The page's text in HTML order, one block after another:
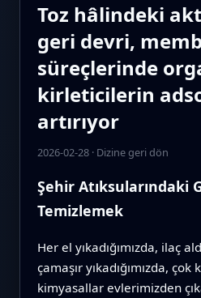
Toz hâlindeki
geri devri,
süreçlerinde
kirleticilerin
artırıyor
2026-02-28· Dizine geri dön
Şehir Atıksularındaki
Temizlemek
Her el yıkadığımızda, ilaç
çamaşır yıkadığımızda,
kimyasallar evlerimizden